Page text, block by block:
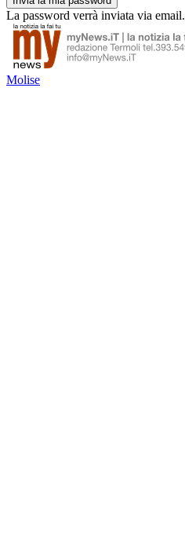
La password verrà inviata via email.
Molise